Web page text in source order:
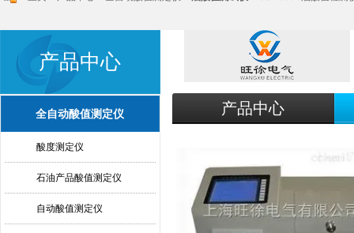
产品中心
全自动酸值测定仪
酸度测定仪
石油产品酸值测定仪
自动酸值测定仪
产品中心